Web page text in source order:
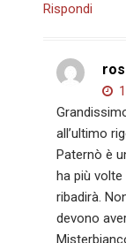
Rispondi
all’ultimo
Paternò è
ha più
ribadirà.
devono